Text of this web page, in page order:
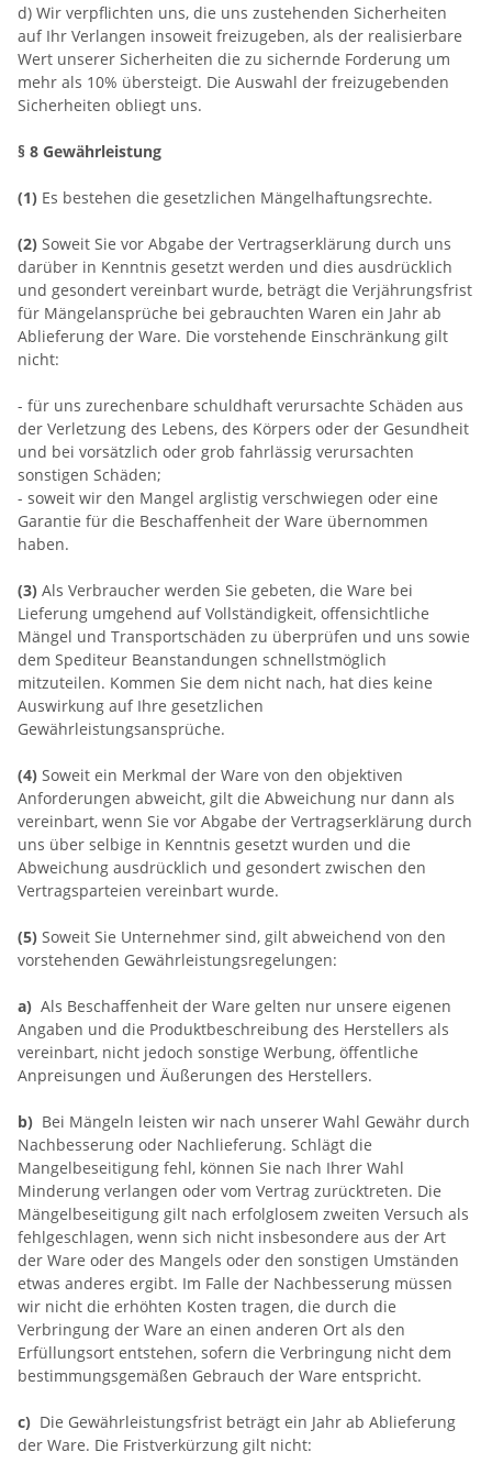
d) Wir verpflichten uns, die uns zustehenden Sicherheiten
auf Ihr Verlangen insoweit freizugeben, als der realisierbare
Wert unserer Sicherheiten die zu sichernde Forderung um
mehr als 10% übersteigt. Die Auswahl der freizugebenden
Sicherheiten obliegt uns.
§ 8 Gewährleistung
(1) Es bestehen die gesetzlichen Mängelhaftungsrechte.
(2) Soweit Sie vor Abgabe der Vertragserklärung durch uns
darüber in Kenntnis gesetzt werden und dies ausdrücklich
und gesondert vereinbart wurde, beträgt die Verjährungsfrist
für Mängelansprüche bei gebrauchten Waren ein Jahr ab
Ablieferung der Ware. Die vorstehende Einschränkung gilt
nicht:
- für uns zurechenbare schuldhaft verursachte Schäden aus
der Verletzung des Lebens, des Körpers oder der Gesundheit
und bei vorsätzlich oder grob fahrlässig verursachten
sonstigen Schäden;
- soweit wir den Mangel arglistig verschwiegen oder eine
Garantie für die Beschaffenheit der Ware übernommen
haben.
(3) Als Verbraucher werden Sie gebeten, die Ware bei
Lieferung umgehend auf Vollständigkeit, offensichtliche
Mängel und Transportschäden zu überprüfen und uns sowie
dem Spediteur Beanstandungen schnellstmöglich
mitzuteilen. Kommen Sie dem nicht nach, hat dies keine
Auswirkung auf Ihre gesetzlichen
Gewährleistungsansprüche.
(4) Soweit ein Merkmal der Ware von den objektiven
Anforderungen abweicht, gilt die Abweichung nur dann als
vereinbart, wenn Sie vor Abgabe der Vertragserklärung durch
uns über selbige in Kenntnis gesetzt wurden und die
Abweichung ausdrücklich und gesondert zwischen den
Vertragsparteien vereinbart wurde.
(5) Soweit Sie Unternehmer sind, gilt abweichend von den
vorstehenden Gewährleistungsregelungen:
a) Als Beschaffenheit der Ware gelten nur unsere eigenen
Angaben und die Produktbeschreibung des Herstellers als
vereinbart, nicht jedoch sonstige Werbung, öffentliche
Anpreisungen und Äußerungen des Herstellers.
b) Bei Mängeln leisten wir nach unserer Wahl Gewähr durch
Nachbesserung oder Nachlieferung. Schlägt die
Mangelbeseitigung fehl, können Sie nach Ihrer Wahl
Minderung verlangen oder vom Vertrag zurücktreten. Die
Mängelbeseitigung gilt nach erfolglosem zweiten Versuch als
fehlgeschlagen, wenn sich nicht insbesondere aus der Art
der Ware oder des Mangels oder den sonstigen Umständen
etwas anderes ergibt. Im Falle der Nachbesserung müssen
wir nicht die erhöhten Kosten tragen, die durch die
Verbringung der Ware an einen anderen Ort als den
Erfüllungsort entstehen, sofern die Verbringung nicht dem
bestimmungsgemäßen Gebrauch der Ware entspricht.
c) Die Gewährleistungsfrist beträgt ein Jahr ab Ablieferung
der Ware. Die Fristverkürzung gilt nicht: